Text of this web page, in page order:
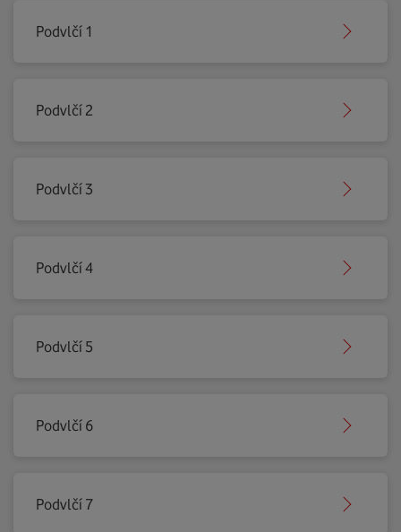
Podvlčí 1
Podvlčí 2
Podvlčí 3
Podvlčí 4
Podvlčí 5
Podvlčí 6
Podvlčí 7